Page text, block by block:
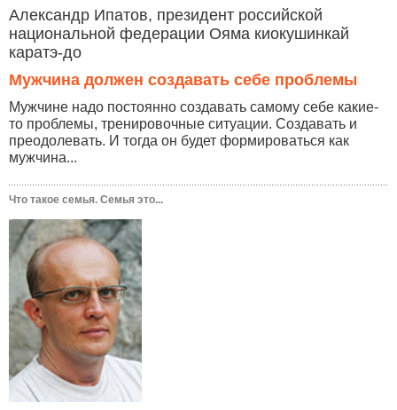
Александр Ипатов, президент российской
национальной федерации Ояма киокушинкай
каратэ-до
Мужчина должен создавать себе проблемы
Мужчине надо постоянно создавать самому себе какие-
то проблемы, тренировочные ситуации. Создавать и
преодолевать. И тогда он будет формироваться как
мужчина...
Что такое семья. Семья это...